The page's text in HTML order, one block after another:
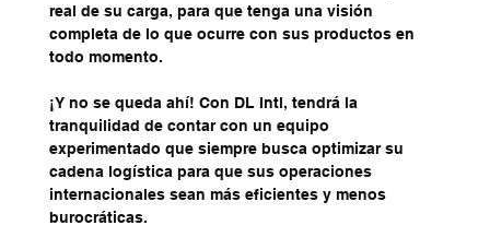
real de su carga, para que tenga una visión
completa de lo que ocurre con sus productos en
todo momento.
¡Y no se queda ahí! Con DL Intl, tendrá la
tranquilidad de contar con un equipo
experimentado que siempre busca optimizar su
cadena logística para que sus operaciones
internacionales sean más eficientes y menos
burocráticas.